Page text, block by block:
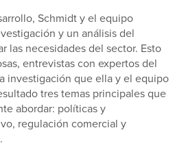
Schmidt y el equipo
y un análisis del
las necesidades del sector. Esto
entrevistas con expertos del
investigación que ella y el equipo
tres temas principales que
abordar: políticas y
regulación comercial y